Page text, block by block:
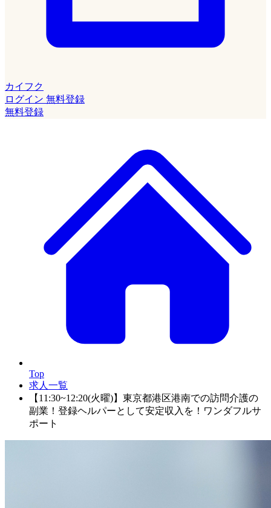
カイフク
ログイン 無料登録
無料登録
Top
求人一覧
【11:30~12:20(火曜)】東京都港区港南での訪問介護の
副業！登録ヘルパーとして安定収入を！ワンダフルサ
ポート